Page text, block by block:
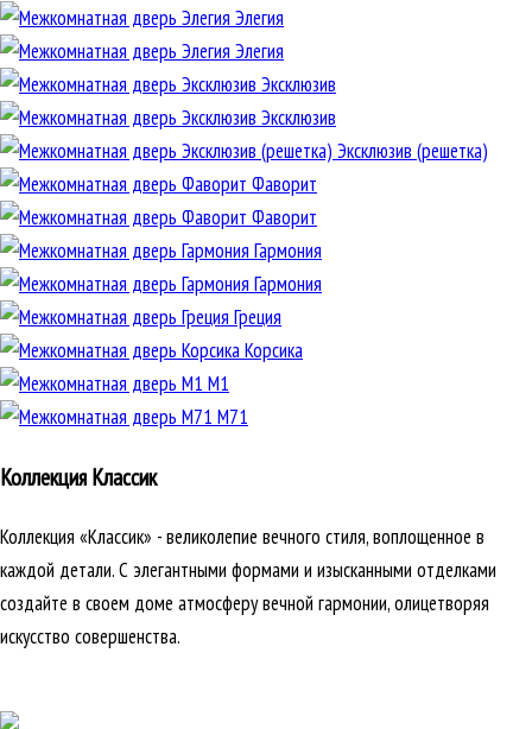
Элегия
Элегия
Эксклюзив
Эксклюзив
Эксклюзив (решетка)
Фаворит
Фаворит
Гармония
Гармония
Греция
Корсика
М1
М71
Коллекция Классик
Коллекция «Классик» - великолепие вечного стиля, воплощенное в
каждой детали. С элегантными формами и изысканными отделками
создайте в своем доме атмосферу вечной гармонии, олицетворяя
искусство совершенства.